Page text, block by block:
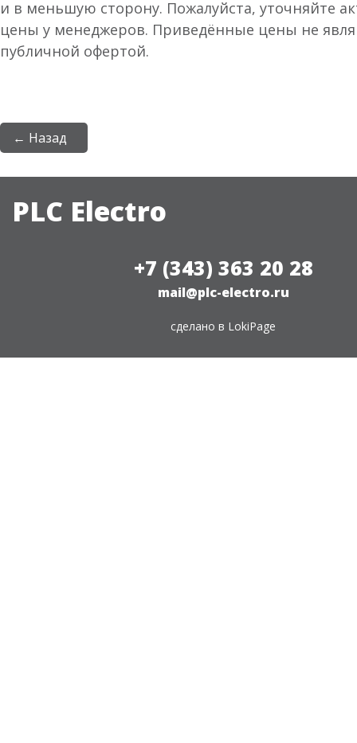
и в меньшую сторону. Пожалуйста, уточняйте
цены у менеджеров. Приведённые цены не
публичной офертой.
← Назад
PLC Electro
+7 (343) 363 20 28
mail@plc-electro.ru
сделано в LokiPage